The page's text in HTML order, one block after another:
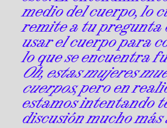
medio del cuerpo, lo
remite a tu pregunta
usar el cuerpo para
lo que se encuentra
Oh, estas mujeres
cuerpos, pero en
estamos intentando
discusión mucho